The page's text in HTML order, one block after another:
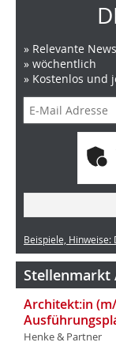
» Relevante
» wöchentlich
» Kostenlos und
Beispiele, Hinweise:
Architekt:in
Henke & Partner